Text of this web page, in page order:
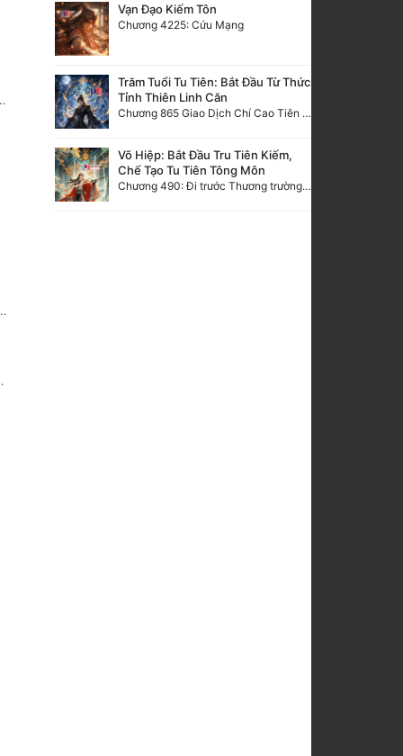
Vạn Đạo Kiếm Tôn
Chương 4225: Cứu Mạng
Trăm Tuổi Tu Tiên: Bắt Đầu Từ Thức
Tỉnh Thiên Linh Căn
Chương 865 Giao Dịch Chí Cao Tiên Thuật!
Võ Hiệp: Bắt Đầu Tru Tiên Kiếm,
Chế Tạo Tu Tiên Tông Môn
Chương 490: Đi trước Thương trường Địa Hạ, thắng lợi trở về.